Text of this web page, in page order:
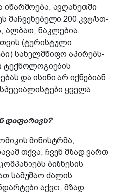
ავღანეთში
მაჩვენებელი 200 კვტ/სთ-
ალბათ, ნაკლებია.
(ტურისტული
სახელმწიფო აპირებს­
ტექნოლოგიების
და ისინი არ იქნებიან
ყველა
დაფარავს?
მინისტრმა,
თქვა, ჩვენ მზად ვართ
ბიზნესის
სამუშაო ძალის
აქვთ, მზად